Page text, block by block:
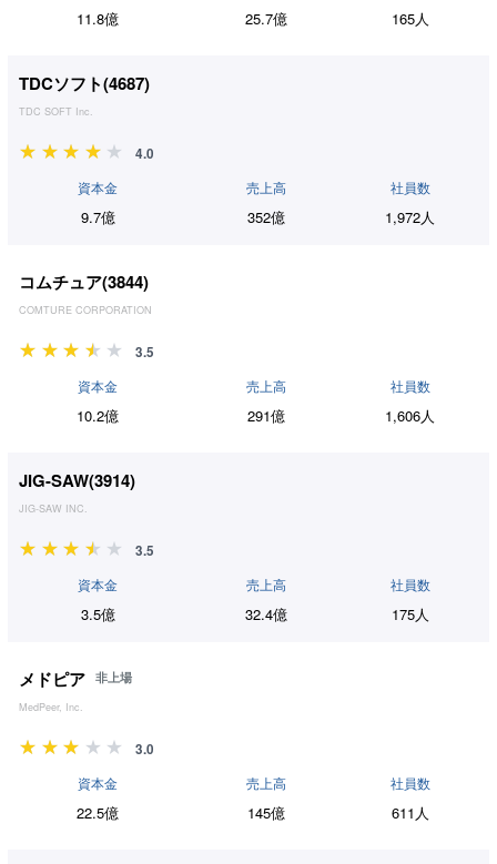
11.8億 25.7億 165人
TDCソフト(4687)
TDC SOFT Inc.
4.0
資本金
9.7億
売上高
352億
社員数
1,972人
コムチュア(3844)
COMTURE CORPORATION
3.5
資本金
10.2億
売上高
291億
社員数
1,606人
JIG-SAW(3914)
JIG-SAW INC.
3.5
資本金
3.5億
売上高
32.4億
社員数
175人
メドピア 非上場
MedPeer, Inc.
3.0
資本金
22.5億
売上高
145億
社員数
611人